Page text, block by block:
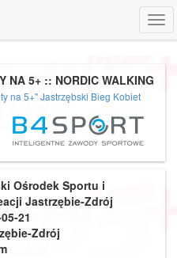
NA 5+ :: NORDIC WALKING
na 5+" Jastrzębski Bieg Kobiet
Ośrodek Sportu i
Jastrzębie-Zdrój
21
Zdrój